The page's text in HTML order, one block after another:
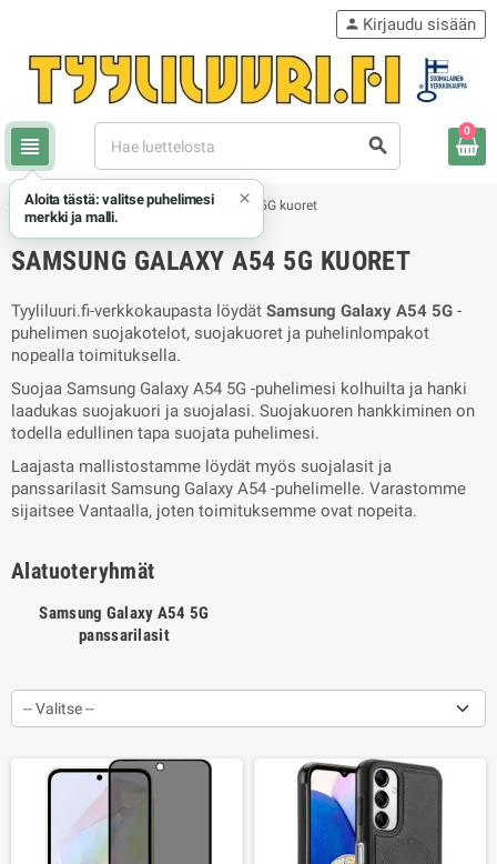
view_headline search
person Kirjaudu sisään
0
chevron_rightSamsung chevron_right Samsung Galaxy A54 5G kuoret
SAMSUNG GALAXY A54 5G KUORET
Tyyliluuri.fi-verkkokaupasta löydät Samsung Galaxy A54 5G -
puhelimen suojakotelot, suojakuoret ja puhelinlompakot
nopealla toimituksella.
Suojaa Samsung Galaxy A54 5G -puhelimesi kolhuilta ja hanki
laadukas suojakuori ja suojalasi. Suojakuoren hankkiminen on
todella edullinen tapa suojata puhelimesi.
Laajasta mallistostamme löydät myös suojalasit ja
panssarilasit Samsung Galaxy A54 -puhelimelle. Varastomme
sijaitsee Vantaalla, joten toimituksemme ovat nopeita.
Alatuoteryhmät
Samsung Galaxy A54 5G
panssarilasit
-- Valitse --
Aloita tästä: valitse puhelimesi
merkki ja malli.
×